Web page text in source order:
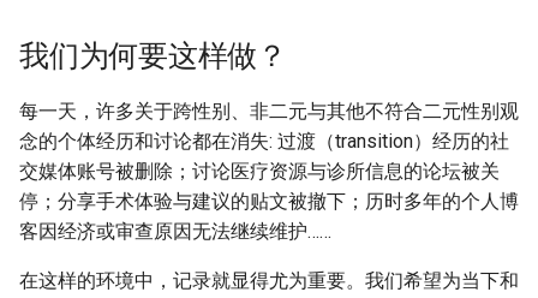
我们为何要这样做？
每一天，许多关于跨性别、非二元与其他不符合二元性别观
念的个体经历和讨论都在消失: 过渡（transition）经历的社
交媒体账号被删除；讨论医疗资源与诊所信息的论坛被关
停；分享手术体验与建议的贴文被撤下；历时多年的个人博
客因经济或审查原因无法继续维护……
在这样的环境中，记录就显得尤为重要。我们希望为当下和